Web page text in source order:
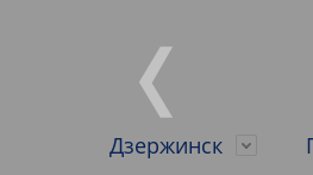
Дзержинск